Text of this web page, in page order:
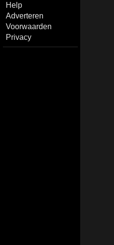
Help
Adverteren
Voorwaarden
Privacy